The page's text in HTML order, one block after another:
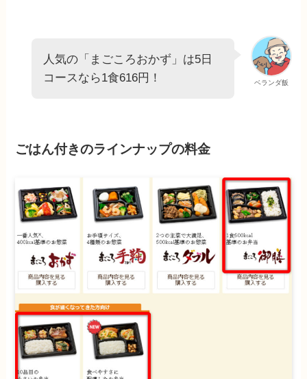
ベランダ飯
人気の「まごころおかず」は5日
コースなら1食616円！
ごはん付きのラインナップの料金